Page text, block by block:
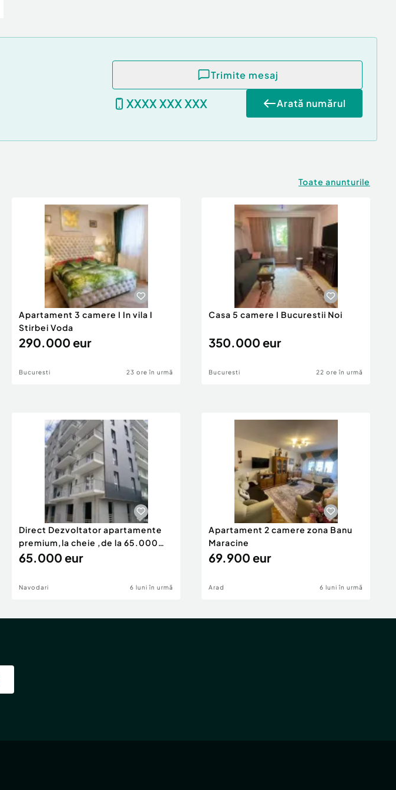
Trimite mesaj
XXXX XXX XXX Arată numărul
Toate anunturile
Apartament 3 camere I In vila I
Stirbei Voda
290.000 eur
Bucuresti 23 ore în urmă
Casa 5 camere I Bucurestii Noi
350.000 eur
Bucuresti 22 ore în urmă
Direct Dezvoltator apartamente
premium,la cheie ,de la 65.000
eur
65.000 eur
Navodari 6 luni în urmă
Apartament 2 camere zona Banu
Maracine
69.900 eur
Arad 6 luni în urmă